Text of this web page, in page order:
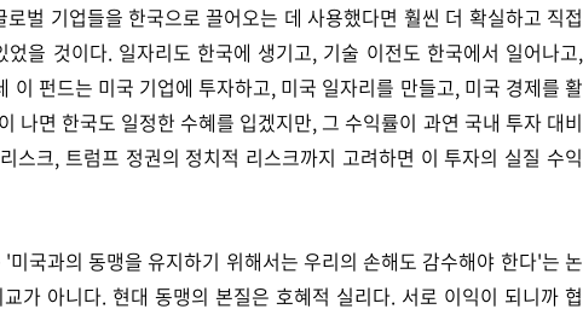
벌 기업들을 한국으로 끌어오는 데 사용했다면 훨씬 더 확실하고 직접
을 것이다. 일자리도 한국에 생기고, 기술 이전도 한국에서 일어나고,
이 펀드는 미국 기업에 투자하고, 미국 일자리를 만들고, 미국 경제를 활
나면 한국도 일정한 수혜를 입겠지만, 그 수익률이 과연 국내 투자 대비
스크, 트럼프 정권의 정치적 리스크까지 고려하면 이 투자의 실질 수익
국과의 동맹을 유지하기 위해서는 우리의 손해도 감수해야 한다'는 논
가 아니다. 현대 동맹의 본질은 호혜적 실리다. 서로 이익이 되니까 협